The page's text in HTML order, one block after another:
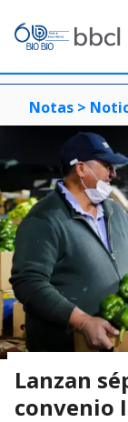
Notas >
Lanzan
convenio